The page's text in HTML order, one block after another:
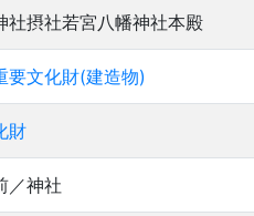
社摂社若宮八幡神社本殿
要文化財(建造物)
財
／神社